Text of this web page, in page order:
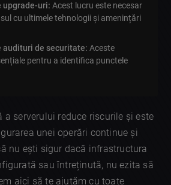
upgrade-uri: Acest lucru este necesar
cu ultimele tehnologii și amenințări
audituri de securitate: Aceste
pentru a identifica punctele
a serverului reduce riscurile și este
unei operări continue și
nu ești sigur dacă infrastructura
sau întreținută, nu ezita să
aici să te ajutăm cu toate